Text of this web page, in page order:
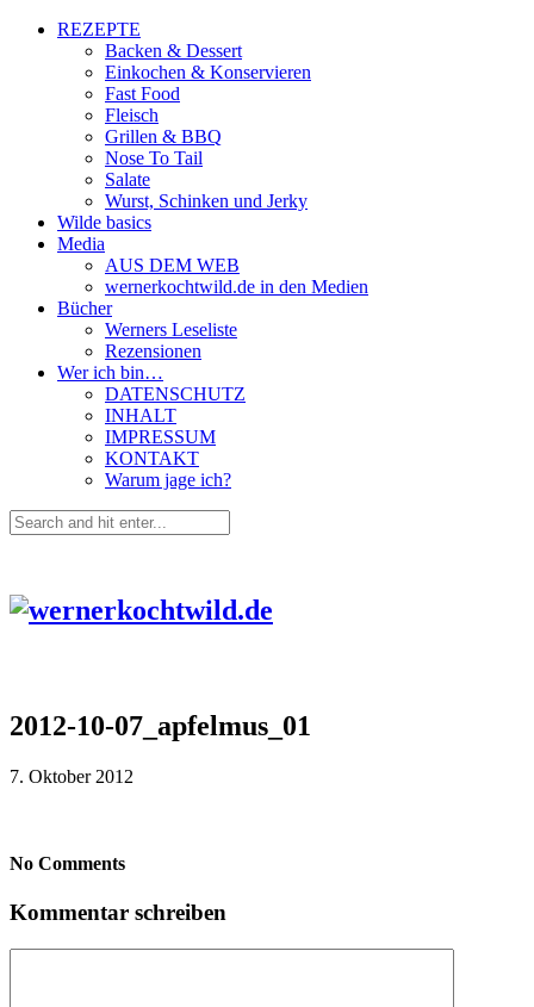
REZEPTE
Backen & Dessert
Einkochen & Konservieren
Fast Food
Fleisch
Grillen & BBQ
Nose To Tail
Salate
Wurst, Schinken und Jerky
Wilde basics
Media
AUS DEM WEB
wernerkochtwild.de in den Medien
Bücher
Werners Leseliste
Rezensionen
Wer ich bin…
DATENSCHUTZ
INHALT
IMPRESSUM
KONTAKT
Warum jage ich?
2012-10-07_apfelmus_01
7. Oktober 2012
No Comments
Kommentar schreiben